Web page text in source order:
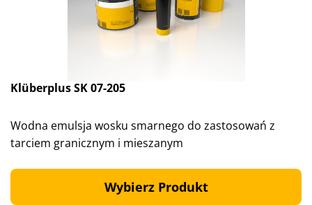
Klüberplus SK 07-205
Wodna emulsja wosku smarnego do zastosowań z
tarciem granicznym i mieszanym
Wybierz Produkt